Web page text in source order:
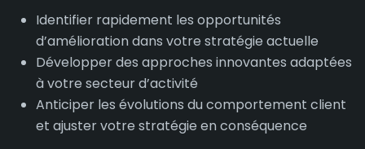
Identifier rapidement les opportunités
d’amélioration dans votre stratégie actuelle
Développer des approches innovantes adaptées
à votre secteur d’activité
Anticiper les évolutions du comportement client
et ajuster votre stratégie en conséquence